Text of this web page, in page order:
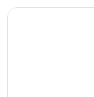
S’ouvre dans une
YUST Antwerp